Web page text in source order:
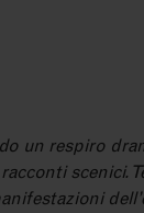
un respiro
scenici.